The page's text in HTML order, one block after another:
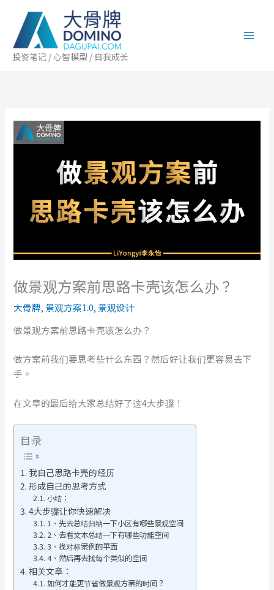
投资笔记 / 心智模型 / 自我成长
做景观方案前思路卡壳该怎么办？
大骨牌, 景观方案1.0, 景观设计
做景观方案前思路卡壳该怎么办？
做方案前我们要思考些什么东西？然后好让我们更容易去下
手。
在文章的最后给大家总结好了这4大步骤！
目录
我自己思路卡壳的经历
形成自己的思考方式
小结：
4大步骤让你快速解决
1、先去总结归纳一下小区有哪些景观空间
2、去看文本总结一下有哪些功能空间
3、找对标案例的平面
4、然后再去找每个类似的空间
相关文章：
如何才能更节省做景观方案的时间？